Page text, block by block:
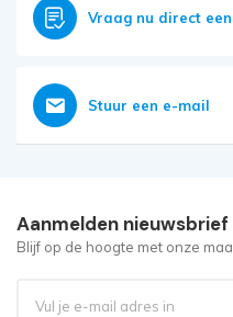
Vraag nu direct
Stuur een e-mail
Aanmelden nieuwsbrief
Blijf op de hoogte met onze